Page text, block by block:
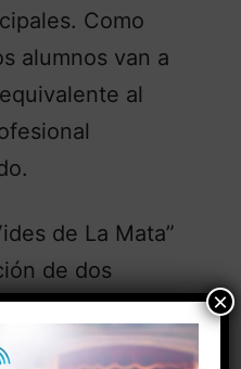
Como
alumnos van a
al
de La Mata”
de dos
×